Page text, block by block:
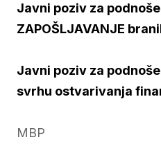
Javni poziv za
ZAPOŠLJAVANJE
Javni poziv za
svrhu ostvarivanja
MBP